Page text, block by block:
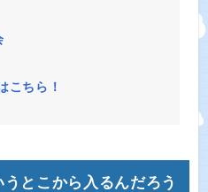
こちら！
とこから入るんだろう